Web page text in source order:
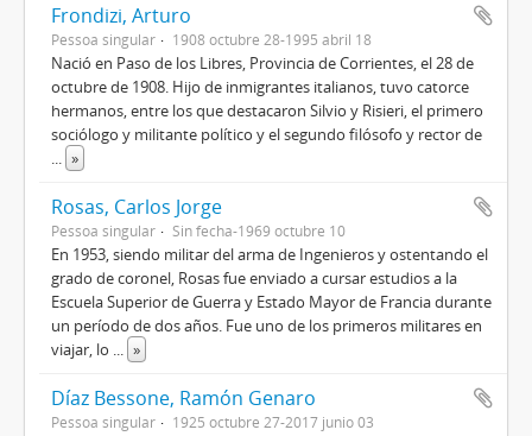
Frondizi, Arturo
Pessoa singular 1908 octubre 28-1995 abril 18
Nació en Paso de los Libres, Provincia de Corrientes, el 28 de
octubre de 1908. Hijo de inmigrantes italianos, tuvo catorce
hermanos, entre los que destacaron Silvio y Risieri, el primero
sociólogo y militante político y el segundo filósofo y rector de
... »
Rosas, Carlos Jorge
Pessoa singular Sin fecha-1969 octubre 10
En 1953, siendo militar del arma de Ingenieros y ostentando el
grado de coronel, Rosas fue enviado a cursar estudios a la
Escuela Superior de Guerra y Estado Mayor de Francia durante
un período de dos años. Fue uno de los primeros militares en
viajar, lo ... »
Díaz Bessone, Ramón Genaro
Pessoa singular 1925 octubre 27-2017 junio 03